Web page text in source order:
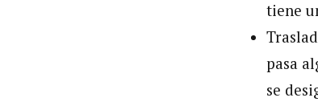
tiene
pasa
se